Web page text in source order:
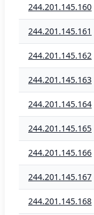
244.201.145.160
244.201.145.161
244.201.145.162
244.201.145.163
244.201.145.164
244.201.145.165
244.201.145.166
244.201.145.167
244.201.145.168